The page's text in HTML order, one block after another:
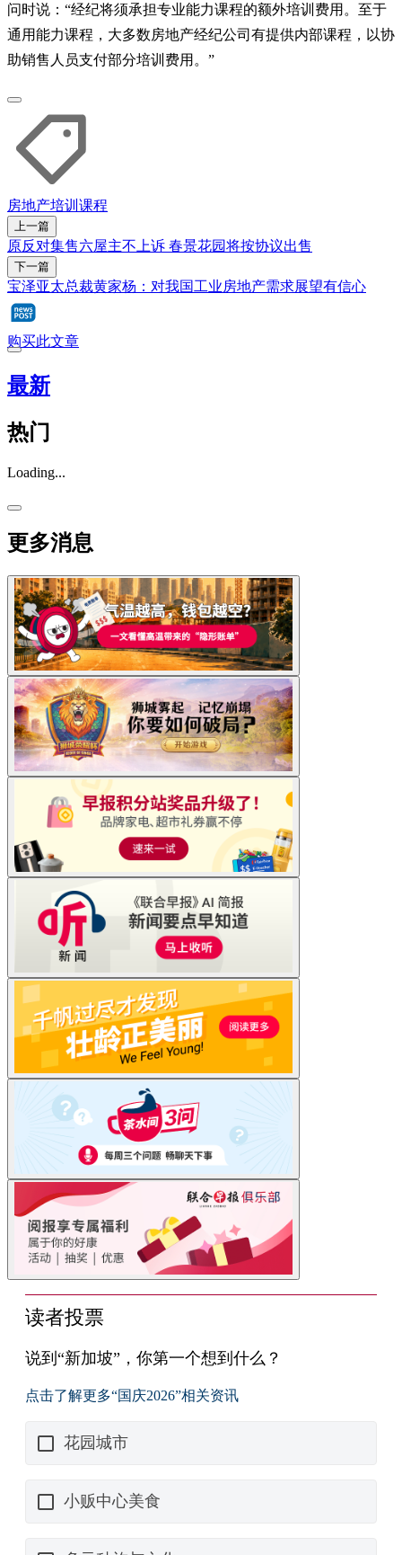
问时说：“经纪将须承担专业能力课程的额外培训费用。至于
通用能力课程，大多数房地产经纪公司有提供内部课程，以协
助销售人员支付部分培训费用。”
房地产培训课程
上一篇
原反对集售六屋主不上诉 春景花园将按协议出售
下一篇
宝泽亚太总裁黄家杨：对我国工业房地产需求展望有信心
购买此文章
最新
热门
Loading...
更多消息